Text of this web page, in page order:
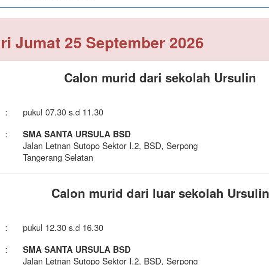
Jumat 25 September 2026
Calon murid dari sekolah Ursulin
:
pukul 07.30 s.d 11.30
:
SMA SANTA URSULA BSD
Jalan Letnan Sutopo Sektor I.2, BSD, Serpong
Tangerang Selatan
Calon murid dari luar sekolah Ursulin
:
pukul 12.30 s.d 16.30
:
SMA SANTA URSULA BSD
Jalan Letnan Sutopo Sektor I.2, BSD, Serpong